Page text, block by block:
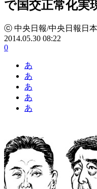
で国交正常化実
ⓒ 中央日報/中央日報日
2014.05.30 08:22
0
あ
あ
あ
あ
あ